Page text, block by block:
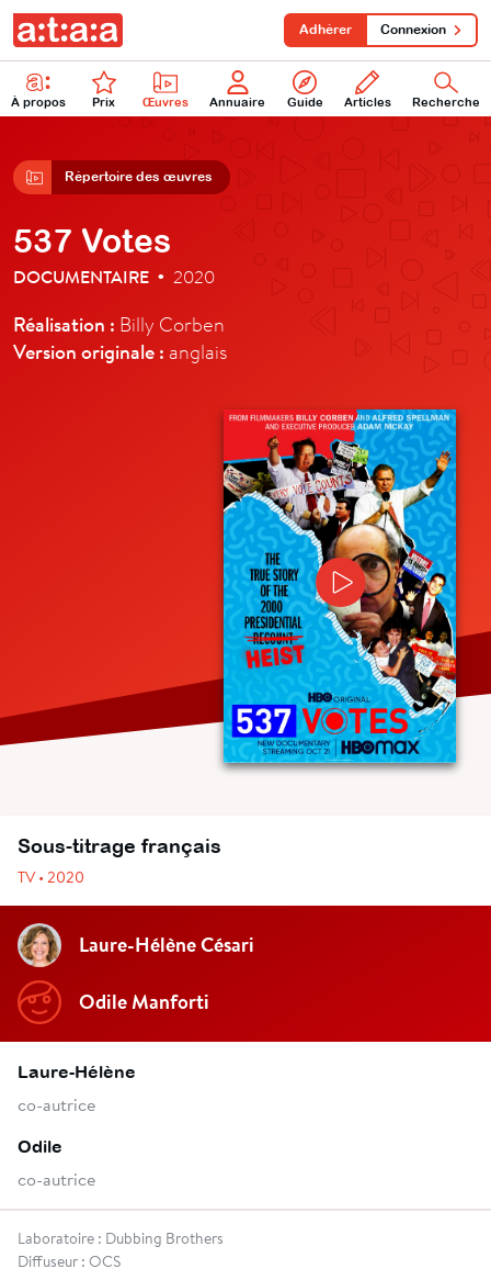
À propos Prix Œuvres Annuaire Guide Articles Recherche
Adhérer Connexion
Répertoire des œuvres
537 Votes
DOCUMENTAIRE • 2020
Réalisation : Billy Corben
Version originale : anglais
Sous-titrage français
TV • 2020
Laure-Hélène Césari
Odile Manforti
Laure-Hélène
co-autrice
Odile
co-autrice
Laboratoire : Dubbing Brothers
Diffuseur : OCS